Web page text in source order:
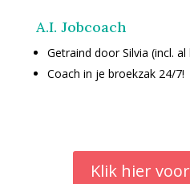
A.I. Jobcoach
Getraind door Silvia (incl.
Coach in je broekzak 24/7!
Klik hier